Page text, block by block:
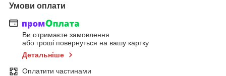
Умови оплати
Ви отримаєте замовлення
або гроші повернуться на вашу картку
Детальніше
Оплатити частинами